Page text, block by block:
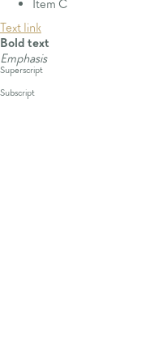
Item C
Text link
Bold text
Emphasis
Superscript
Subscript